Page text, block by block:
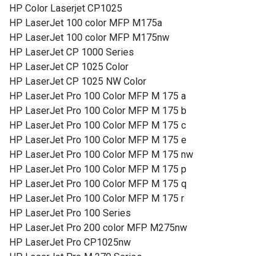
HP Color Laserjet CP1025
HP LaserJet 100 color MFP M175a
HP LaserJet 100 color MFP M175nw
HP LaserJet CP 1000 Series
HP LaserJet CP 1025 Color
HP LaserJet CP 1025 NW Color
HP LaserJet Pro 100 Color MFP M 175 a
HP LaserJet Pro 100 Color MFP M 175 b
HP LaserJet Pro 100 Color MFP M 175 c
HP LaserJet Pro 100 Color MFP M 175 e
HP LaserJet Pro 100 Color MFP M 175 nw
HP LaserJet Pro 100 Color MFP M 175 p
HP LaserJet Pro 100 Color MFP M 175 q
HP LaserJet Pro 100 Color MFP M 175 r
HP LaserJet Pro 100 Series
HP LaserJet Pro 200 color MFP M275nw
HP LaserJet Pro CP1025nw